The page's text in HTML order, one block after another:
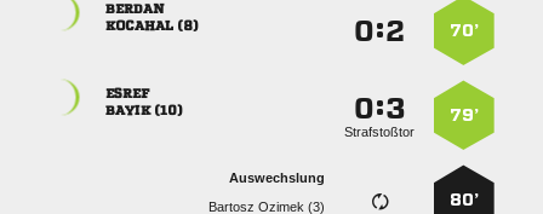
70’
:

 
79’
:
Strafstoßtor

 
80’
Auswechslung
  